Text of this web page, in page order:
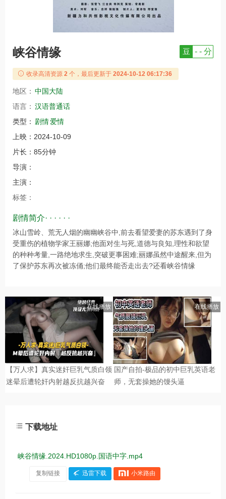
峡谷情缘 豆 - - 分
收录高清资源 2 个，最后更新于 2024-10-12 06:17:36
地区： 中国大陆
语言： 汉语普通话
类型： 剧情爱情
上映： 2024-10-09
片长： 85分钟
导演：
主演：
标签：
剧情简介· · · · · ·
冰山雪岭、荒无人烟的幽幽峡谷中,前去看望爱妻的苏东遇到了身
受重伤的植物学家王丽娜;他面对生与死,道德与良知,理性和欲望
的种种考量,一路绝地求生,突破更事困难;丽娜虽然中途醒来,但为
了保护苏东再次被冻俑;他们最终能否走出去?还看峡谷情缘
下载地址
峡谷情缘.2024.HD1080p.国语中字.mp4
复制链接 迅雷下载 小米路由